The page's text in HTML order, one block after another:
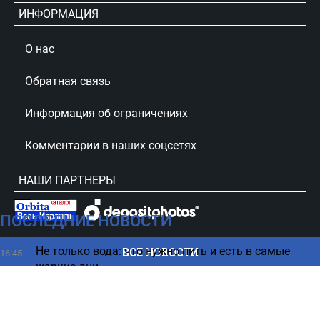
ПОСЛЕДНИЕ НОВОСТИ
16:45
Не только вода: что нужно пить и есть в самые
жаркие дни
ВСЕ НОВОСТИ
ИНФОРМАЦИЯ
О нас
Обратная связь
Информация об ограничениях
Комментарии в наших соцсетях
НАШИ ПАРТНЕРЫ
сursorinfo.co.il © Все права защищены